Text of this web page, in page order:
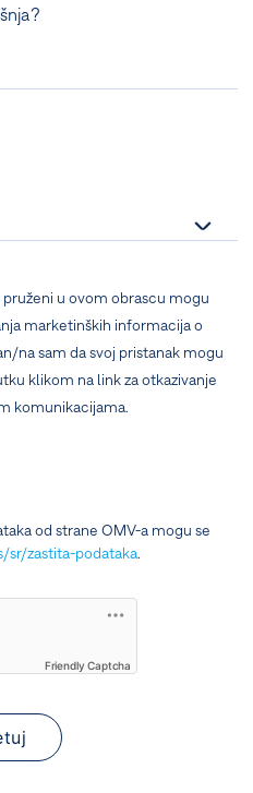
u ovom obrascu mogu
marketinških informacija o
na sam da svoj pristanak mogu
klikom na link za otkazivanje
komunikacijama.
od strane OMV-a mogu se
sr/zastita-podataka.
Friendly Captcha